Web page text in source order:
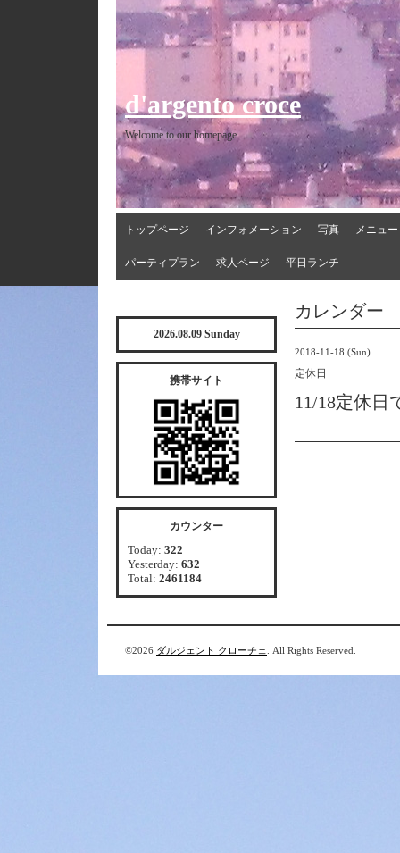
d'argento croce
Welcome to our homepage
トップページ インフォメーション 写真 メニュー
パーティプラン 求人ページ 平日ランチ
カレンダー
2018-11-18 (Sun)
定休日
11/18定休日
2026.08.09 Sunday
携帯サイト
カウンター
Today: 322
Yesterday: 632
Total: 2461184
©2026 ダルジェント クローチェ . All Rights Reserved.